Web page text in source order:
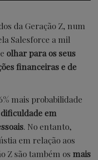
da Geração Z, num
Salesforce a mil
olhar para os seus
financeiras e de
mais probabilidade
dificuldade em
. No entanto,
em relação aos
Z são também os mais